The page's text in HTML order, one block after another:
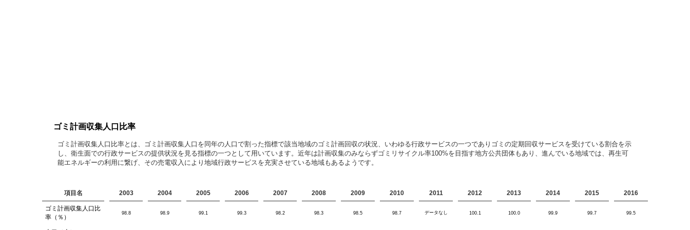
ゴミ計画収集人口比率
ゴミ計画収集人口比率とは、ゴミ計画収集人口を同年の人口で割った指標で該当地域のゴミ計画回収の状況、いわゆる行政サービスの一つでありゴミの定期回収サービスを受けている割合を示
し、衛生面での行政サービスの提供状況を見る指標の一つとして用いています。近年は計画収集のみならずゴミリサイクル率100%を目指す地方公共団体もあり、進んでいる地域では、再生可
能エネルギーの利用に繋げ、その売電収入により地域行政サービスを充実させている地域もあるようです。
項目名 2003 2004 2005 2006 2007 2008 2009 2010 2011 2012 2013 2014 2015 2016
ゴミ計画収集人口比
率（％）
98.8 98.9 99.1 99.3 98.2 98.3 98.5 98.7 データなし 100.1 100.0 99.9 99.7 99.5